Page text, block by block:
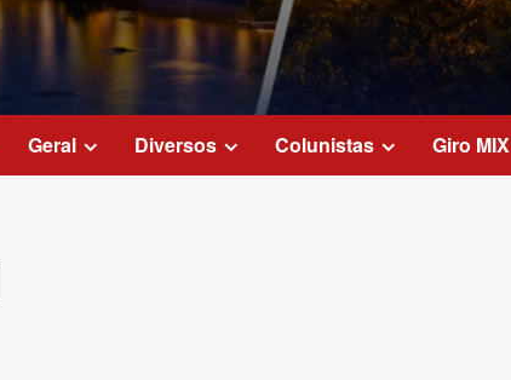
Geral Diversos Colunistas Giro MIX